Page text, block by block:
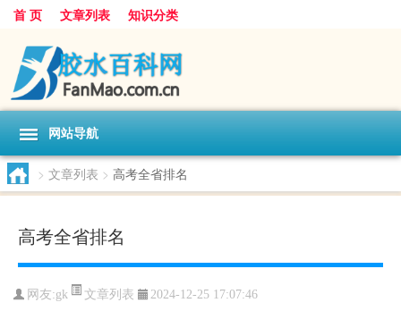
首 页 文章列表 知识分类
网站导航
> 文章列表 > 高考全省排名
高考全省排名
网友:gk 文章列表 2024-12-25 17:07:46